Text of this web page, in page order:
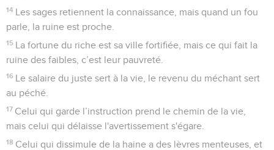
14 Les sages retiennent la connaissance, mais quand un fou
parle, la ruine est proche.
15 La fortune du riche est sa ville fortifiée, mais ce qui fait la
ruine des faibles, c’est leur pauvreté.
16 Le salaire du juste sert à la vie, le revenu du méchant sert
au péché.
17 Celui qui garde l’instruction prend le chemin de la vie,
mais celui qui délaisse l'avertissement s'égare.
18 Celui qui dissimule de la haine a des lèvres menteuses, et